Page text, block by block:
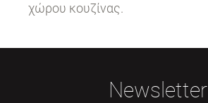
χώρου κουζίνας.
Newsletter